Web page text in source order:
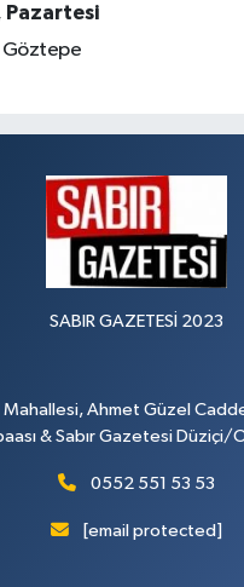
Pazartesi
Göztepe
SABIR GAZETESİ 2023
Mahallesi, Ahmet Güzel
& Sabır Gazetesi Düziçi/
0552 551 53 53
[email protected]